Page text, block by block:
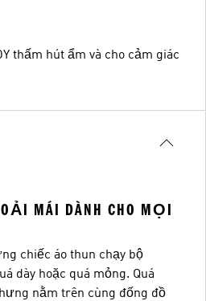
thấm hút ẩm và cho cảm giác
MÁI DÀNH CHO MỌI
chiếc áo thun chạy bộ
dày hoặc quá mỏng. Quá
nằm trên cùng đống đồ